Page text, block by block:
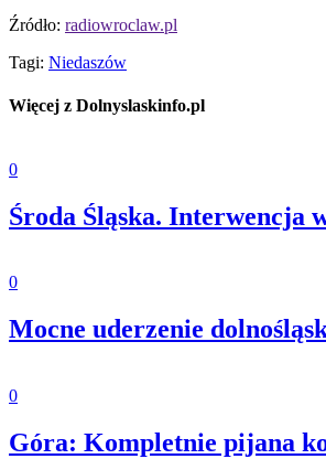
Źródło: radiowroclaw.pl
Tagi: Niedaszów
Więcej z Dolnyslaskinfo.pl
0
Środa Śląska. Interwencja
0
Mocne uderzenie
0
Góra: Kompletnie pijana